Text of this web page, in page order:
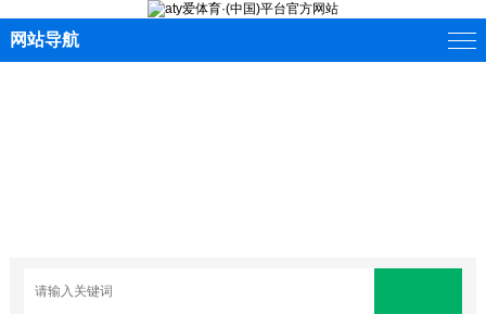
网站导航